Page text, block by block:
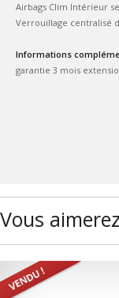
Airbags Clim Intérieur
Verrouillage centralisé
Informations
garantie 3 mois
Vous aimerez